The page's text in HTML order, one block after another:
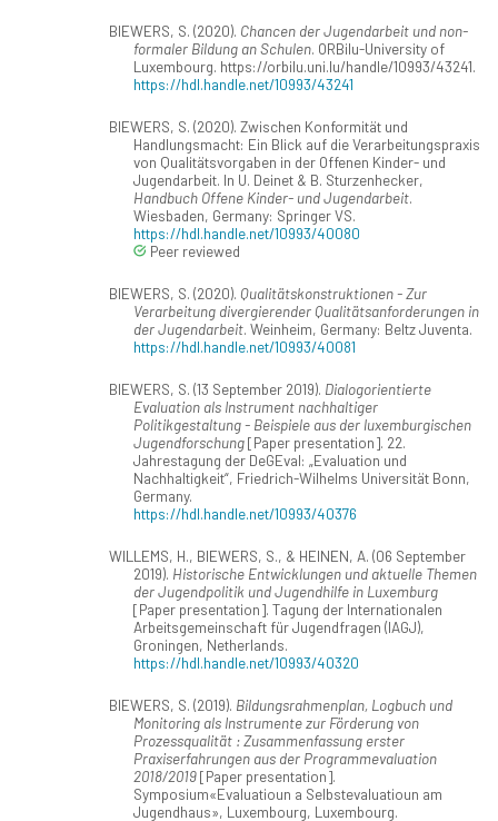
BIEWERS, S. (2020). Chancen der Jugendarbeit und non-
formaler Bildung an Schulen. ORBilu-University of
Luxembourg. https://orbilu.uni.lu/handle/10993/43241.
https://hdl.handle.net/10993/43241
BIEWERS, S. (2020). Zwischen Konformität und
Handlungsmacht: Ein Blick auf die Verarbeitungspraxis
von Qualitätsvorgaben in der Offenen Kinder- und
Jugendarbeit. In U. Deinet & B. Sturzenhecker,
Handbuch Offene Kinder- und Jugendarbeit.
Wiesbaden, Germany: Springer VS.
https://hdl.handle.net/10993/40080
Peer reviewed
BIEWERS, S. (2020). Qualitätskonstruktionen - Zur
Verarbeitung divergierender Qualitätsanforderungen in
der Jugendarbeit. Weinheim, Germany: Beltz Juventa.
https://hdl.handle.net/10993/40081
BIEWERS, S. (13 September 2019). Dialogorientierte
Evaluation als Instrument nachhaltiger
Politikgestaltung - Beispiele aus der luxemburgischen
Jugendforschung[Paper presentation]. 22.
Jahrestagung der DeGEval: „Evaluation und
Nachhaltigkeit“, Friedrich-Wilhelms Universität Bonn,
Germany.
https://hdl.handle.net/10993/40376
WILLEMS, H., BIEWERS, S., & HEINEN, A. (06 September
2019). Historische Entwicklungen und aktuelle Themen
der Jugendpolitik und Jugendhilfe in Luxemburg
[Paper presentation]. Tagung der Internationalen
Arbeitsgemeinschaft für Jugendfragen (IAGJ),
Groningen, Netherlands.
https://hdl.handle.net/10993/40320
BIEWERS, S. (2019). Bildungsrahmenplan, Logbuch und
Monitoring als Instrumente zur Förderung von
Prozessqualität : Zusammenfassung erster
Praxiserfahrungen aus der Programmevaluation
2018/2019[Paper presentation].
Symposium«Evaluatioun a Selbstevaluatioun am
Jugendhaus», Luxembourg, Luxembourg.